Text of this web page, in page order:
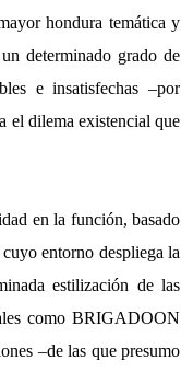
hondura temática y
determinado grado de
e insatisfechas –por
el dilema existencial que
en la función, basado
entorno despliega la
estilización de las
como BRIGADOON
–de las que presumo